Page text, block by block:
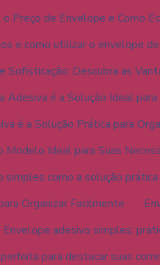
o Preço de Envelope e Como
e como utilizar o envelope
Sofisticação: Descubra as
Adesiva é a Solução Ideal
é a Solução Prática para
Ideal para Suas
simples como a solução
Organizar Facilmente
Envelope adesivo simples:
para destacar suas